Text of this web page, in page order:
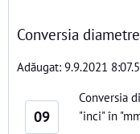
Conversia
Adăugat: 9.9.2021
09
Conversia
"inci" în